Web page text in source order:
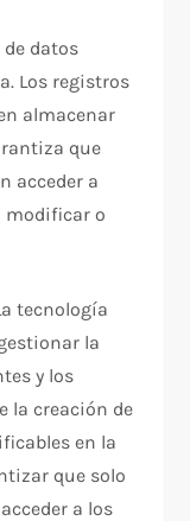
datos
Los registros
almacenar
que
acceder a
modificar o
tecnología
la
y los
la creación de
en la
que solo
a los